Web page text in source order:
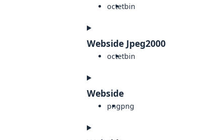
octetbin
Webside Jpeg2000
octetbin
Webside
pngpng